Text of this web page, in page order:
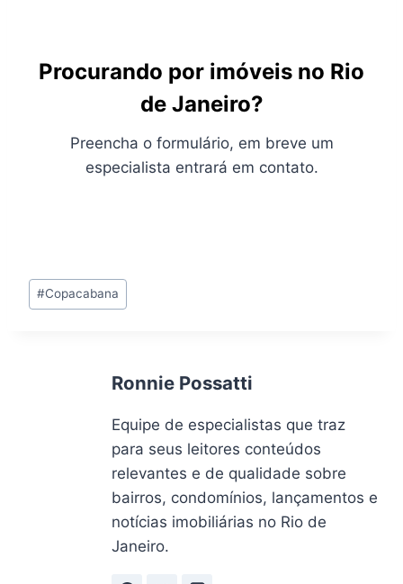
Procurando por imóveis no Rio
de Janeiro?
Preencha o formulário, em breve um
especialista entrará em contato.
Tags
do
#Copacabana
Ronnie Possatti
Equipe de especialistas que traz
para seus leitores conteúdos
relevantes e de qualidade sobre
bairros, condomínios, lançamentos e
notícias imobiliárias no Rio de
Janeiro.